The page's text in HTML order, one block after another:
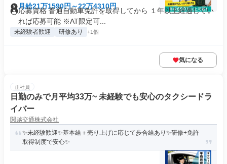
月給21万1590円～22万4310円
応募資格 普通自動車免許を取得してから １年以上経過してい
れば応募可能 ※AT限定可...
未経験者歓迎 研修あり +1個
気になる
正社員
日勤のみで月平均33万~ 未経験でも安心のタクシードラ
イバー
関越交通株式会社
✨未経験歓迎✨基本給＋売り上げに応じて歩合給あり✨研修+免許
取得制度で安心✨